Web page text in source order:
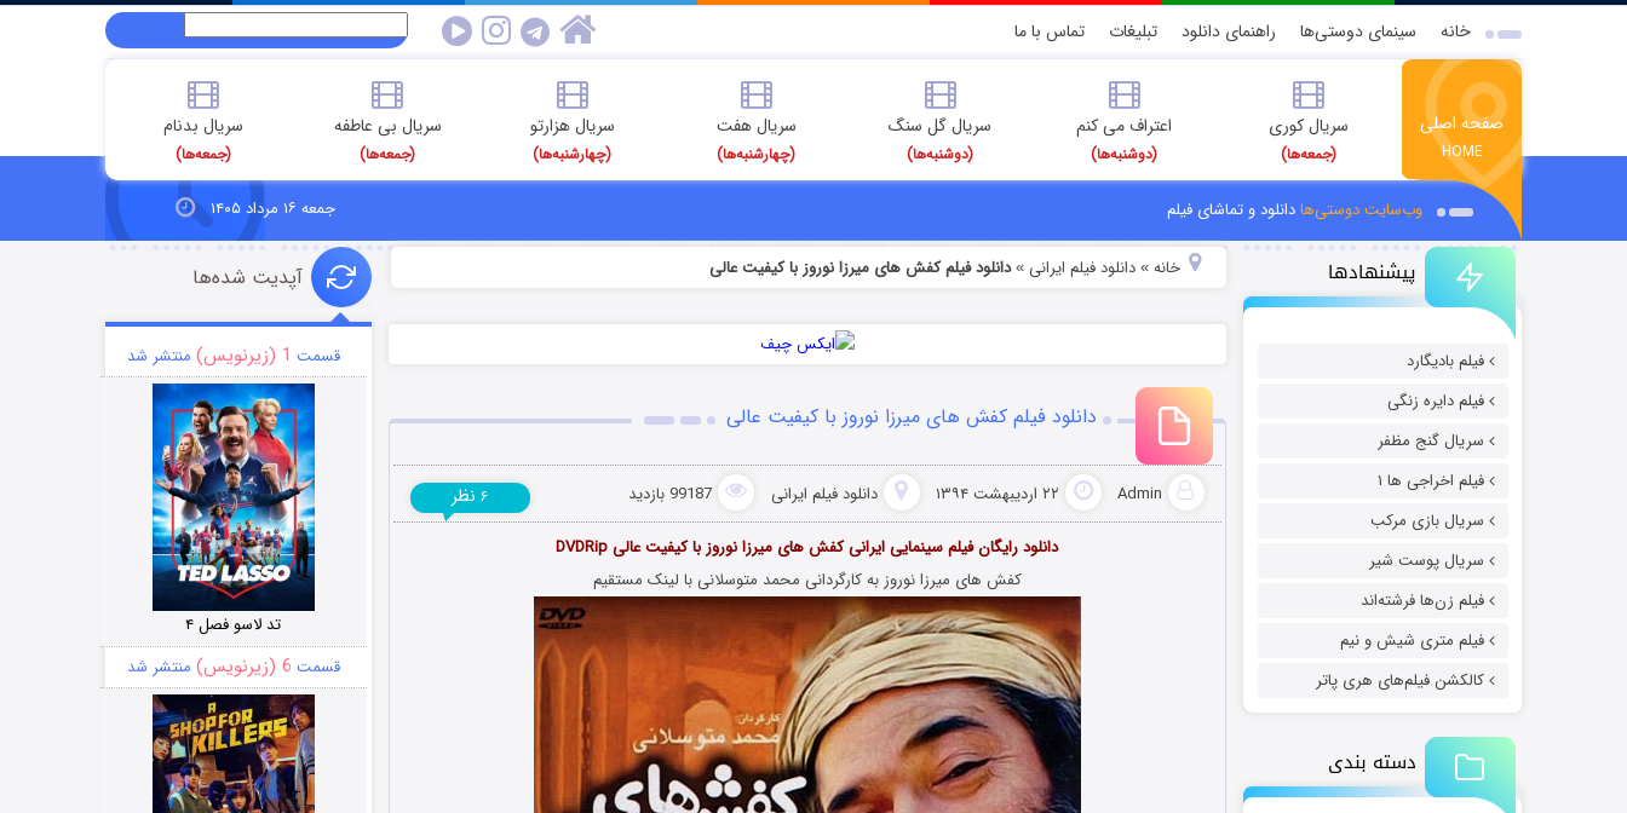
خانه سینمای دوستی‌ها راهنمای دانلود تبلیغات تماس با ما
صفحه اصلی
HOME
سریال کوری
(جمعه‌ها)
اعتراف می کنم
(دوشنبه‌ها)
سریال گل سنگ
(دوشنبه‌ها)
سریال هفت
(چهارشنبه‌ها)
سریال هزارتو
(چهارشنبه‌ها)
سریال بی عاطفه
(جمعه‌ها)
سریال بدنام
(جمعه‌ها)
وب‌سایت دوستی‌هادانلود و تماشای فیلم جمعه ۱۶ مرداد ۱۴۰۵
پیشنهادها
فیلم بادیگارد
فیلم دایره زنگی
سریال گنج مظفر
فیلم اخراجی ها ۱
سریال بازی مرکب
سریال پوست شیر
فیلم زن‌ها فرشته‌اند
فیلم متری شیش و نیم
کالکشن فیلم‌های هری پاتر
دسته بندی
خانه» دانلود فیلم‌ ایرانی »دانلود فیلم کفش های میرزا نوروز با کیفیت عالی
دانلود فیلم کفش های میرزا نوروز با کیفیت عالی
Admin ۲۲ اردیبهشت ۱۳۹۴ دانلود فیلم‌ ایرانی 99187 بازدید ۶ نظر
دانلود رایگان فیلم سینمایی ایرانی کفش های میرزا نوروز با کیفیت عالی DVDRip
کفش های میرزا نوروز به کارگردانی محمد متوسلانی با لینک مستقیم
آپدیت شده‌ها
قسمت 1 (زیرنویس) منتشر شد
تد لاسو فصل ۴
قسمت 6 (زیرنویس) منتشر شد